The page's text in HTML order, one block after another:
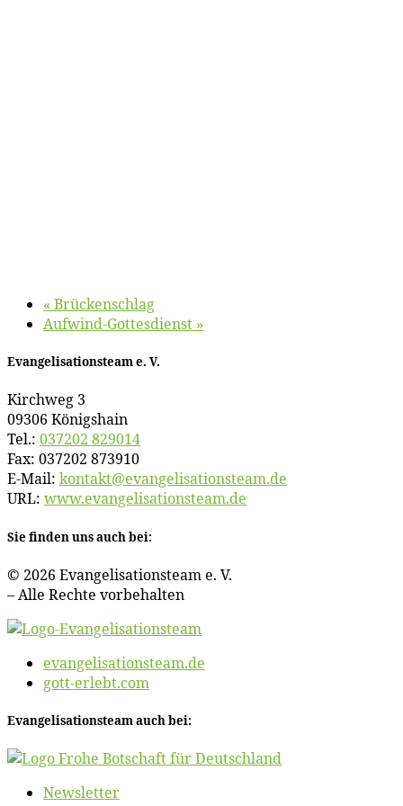
« Brü­cken­schlag
Auf­wind-Got­tes­dienst »
Evan­ge­li­sa­ti­ons­team e. V.
Kirch­weg 3
09306 Königshain
Tel.: 037202 829014
Fax: 037202 873910
E‑Mail: kontakt@​evangelisationsteam.​de
URL: www​.evan​ge​li​sa​ti​ons​team​.de
Sie fin­den uns auch bei:
© 2026 Evan­ge­li­sa­ti­ons­team e. V.
– Al­le Rech­te vorbehalten
evangelisationsteam.de
gott-erlebt.com
Evan­ge­li­sa­ti­ons­team auch bei:
News­let­ter